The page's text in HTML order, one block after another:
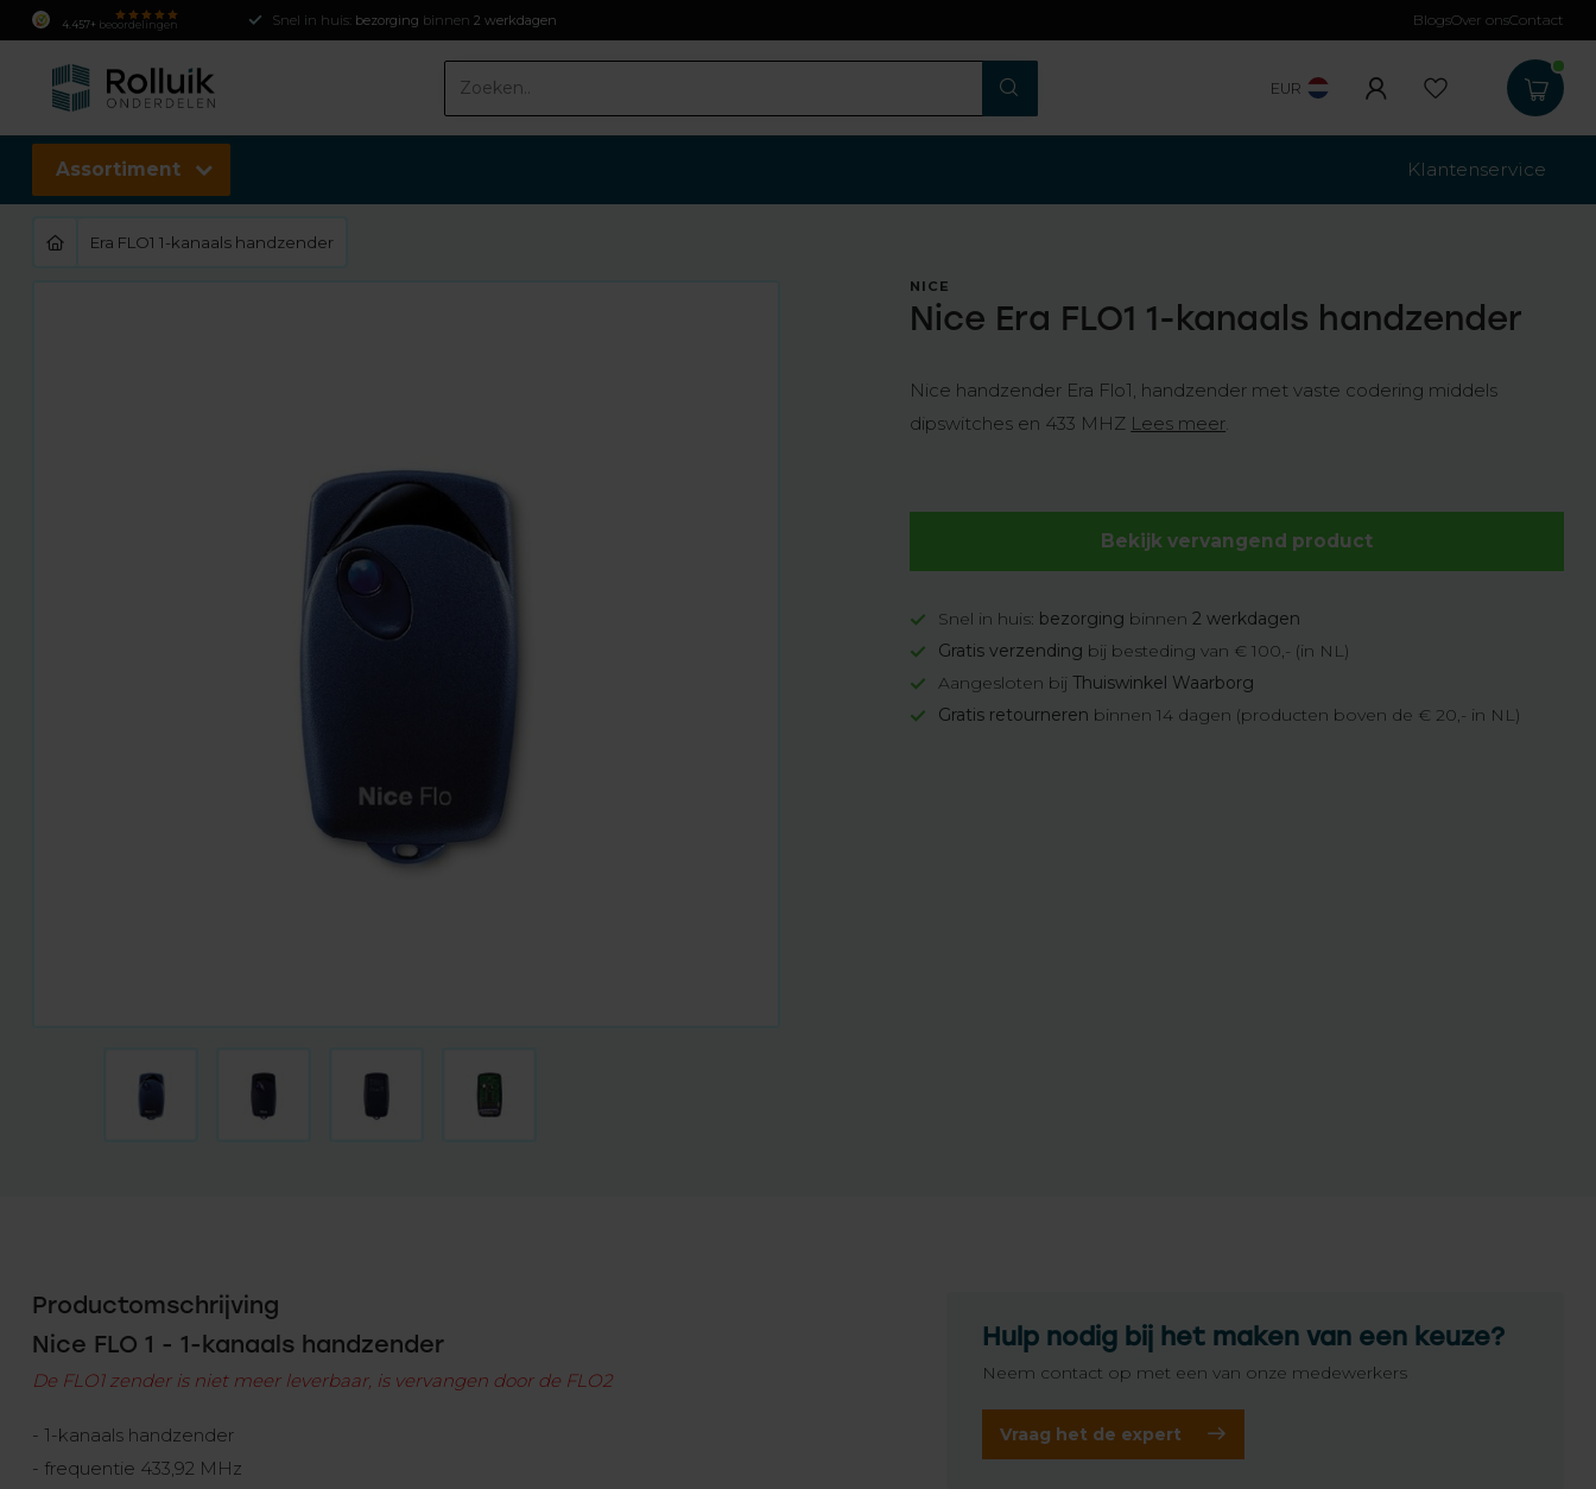
4.457+ beoordelingen Snel in huis: bezorging binnen 2 werkdagen Gratis verzending
BlogsOver onsContact
EUR
Assortiment Klantenservice
Era FLO1 1-kanaals handzender
NICE
Nice Era FLO1 1-kanaals handzender
Nice handzender Era Flo1, handzender met vaste codering middels
dipswitches en 433 MHZ Lees meer.
Bekijk vervangend product
Snel in huis: bezorging binnen2 werkdagen
Gratis verzending bij besteding van € 100,- (in NL)
Aangesloten bijThuiswinkel Waarborg
Gratis retourneren binnen 14 dagen (producten boven de € 20,- in NL)
Productomschrijving
Nice FLO 1 - 1-kanaals handzender
De FLO1 zender is niet meer leverbaar, is vervangen door de FLO2
- 1-kanaals handzender
- frequentie 433,92 MHz
Hulp nodig bij het maken van een keuze?
Neem contact op met een van onze medewerkers
Vraag het de expert